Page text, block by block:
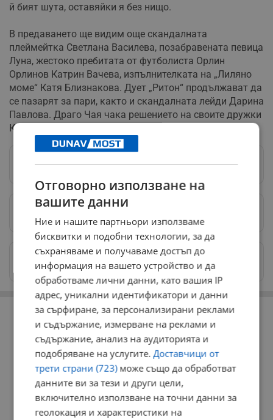
й бият шута, оставяйки я без нищо.
В предаването ще видим още скандалната
плеймейтка Светлана Василева, позабравената певица
Луна, жестоко пребитата от футболиста Орлин
Орлинов Катрин Вачева, изпълнителката на „Лиляно
моме“ Катя Близнакова. Дует „Ритон“ продължават да
се пазарят за пари, както и скандалната лейди Дарина
Павлова. Драго Чая чака решението на своите дружки
Катя и Здравко, след което и той ще даде отговор.
Следвай ни в Google News→
Предпочитани източници
Изпращайте снимки и информация на
news@dunavmost.com
РЕКЛАМА
Отговорно използване на
вашите данни
Ние и нашите партньори използваме
бисквитки и подобни технологии, за да
съхраняваме и получаваме достъп до
информация на вашето устройство и да
обработваме лични данни, като вашия IP
адрес, уникални идентификатори и данни
за сърфиране, за персонализирани реклами
и съдържание, измерване на реклами и
съдържание, анализ на аудиторията и
подобряване на услугите.Доставчици от
трети страни (723)може също да обработват
данните ви за тези и други цели,
включително използване на точни данни за
геолокация и характеристики на